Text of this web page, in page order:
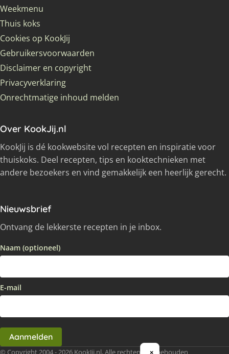
Weekmenu
Thuis koks
Cookies op KookJij
Gebruikersvoorwaarden
Disclaimer en copyright
Privacyverklaring
Onrechtmatige inhoud melden
Over KookJij.nl
KookJij is dé kookwebsite vol recepten en inspiratie voor
thuiskoks. Deel recepten, tips en kooktechnieken met
andere bezoekers en vind gemakkelijk een heerlijk gerecht.
Nieuwsbrief
Ontvang de lekkerste recepten in je inbox.
Naam (optioneel)
E-mail
Aanmelden
© Copyright 2004 - 2026 KookJij.nl, Alle rechten voorbehouden